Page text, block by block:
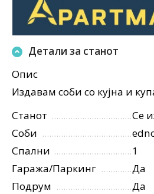
Детали за станот
Опис
Издавам соби со кујна и
Станот
Се
Соби
Спални
1
Гаража/Паркинг
Да
Подрум
Да